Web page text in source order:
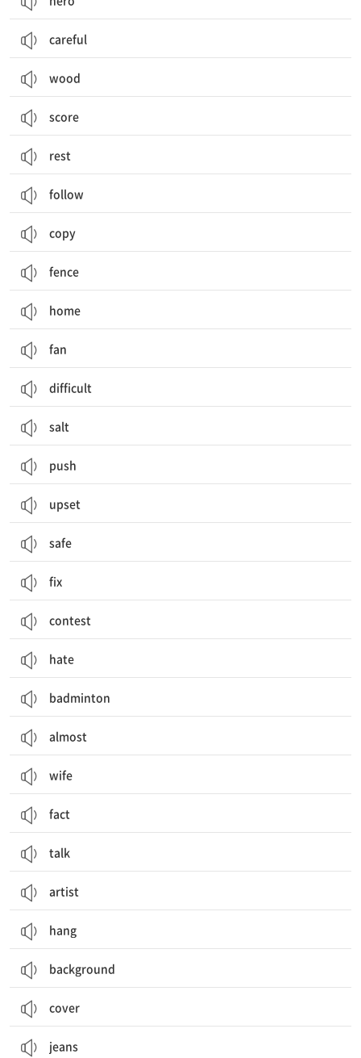
careful
wood
score
rest
follow
copy
fence
home
fan
difficult
salt
push
upset
safe
fix
contest
hate
badminton
almost
wife
fact
talk
artist
hang
background
cover
jeans